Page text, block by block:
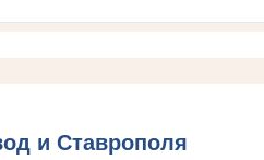
и Ставрополя